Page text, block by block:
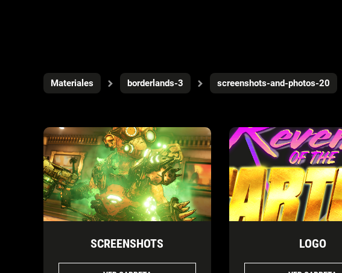
Materiales borderlands-3 screenshots-and-photos-20
SCREENSHOTS LOGO